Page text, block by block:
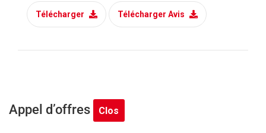
Télécharger Télécharger Avis
Appel d’offres Clos